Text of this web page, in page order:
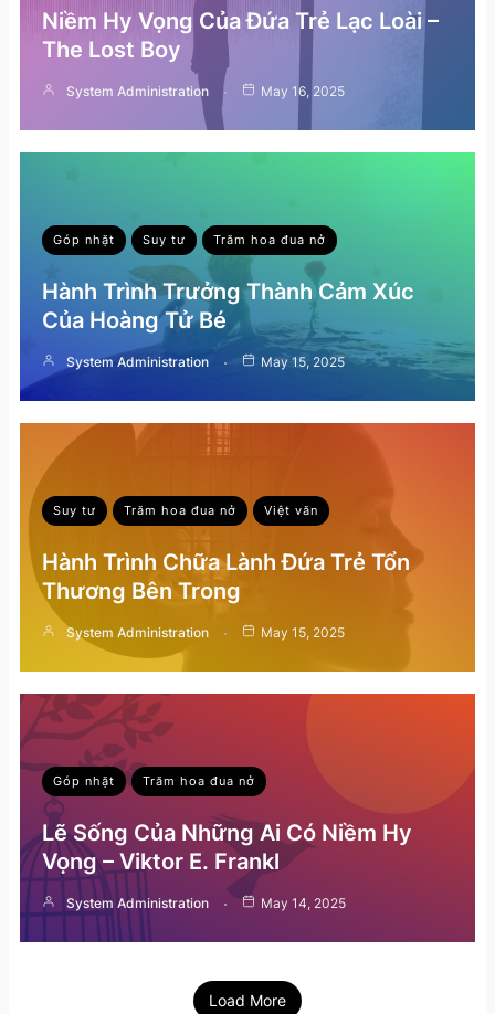
Niềm Hy Vọng Của Đứa Trẻ Lạc Loài –
The Lost Boy
System Administration May 16, 2025
Góp nhặt Suy tư Trăm hoa đua nở
Hành Trình Trưởng Thành Cảm Xúc
Của Hoàng Tử Bé
System Administration May 15, 2025
Suy tư Trăm hoa đua nở Việt văn
Hành Trình Chữa Lành Đứa Trẻ Tổn
Thương Bên Trong
System Administration May 15, 2025
Góp nhặt Trăm hoa đua nở
Lẽ Sống Của Những Ai Có Niềm Hy
Vọng – Viktor E. Frankl
System Administration May 14, 2025
Load More